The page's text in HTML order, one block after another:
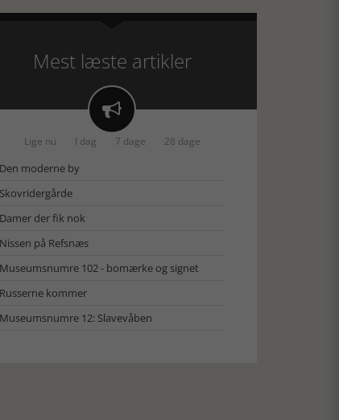
Mest læste artikler

Lige nu I dag 7 dage 28 dage
Den moderne by
Skovridergårde
Damer der fik nok
Nissen på Refsnæs
Museumsnumre 102 - bomærke og signet
Russerne kommer
Museumsnumre 12: Slavevåben